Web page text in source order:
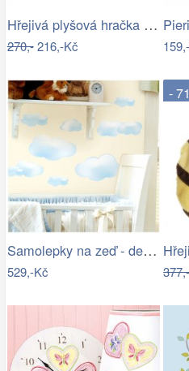
Hřejivá plyšová hračka MOTÝLEK pro…
270,-216,-Kč
Samolepky na zeď - dekorace obrázky…
529,-Kč
-